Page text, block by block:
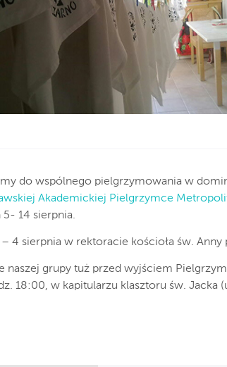
do wspólnego pielgrzymowania w
Akademickiej Pielgrzymce
5- 14 sierpnia.
– 4 sierpnia w rektoracie kościoła św.
naszej grupy tuż przed wyjściem
18:00, w kapitularzu klasztoru św. Jacka